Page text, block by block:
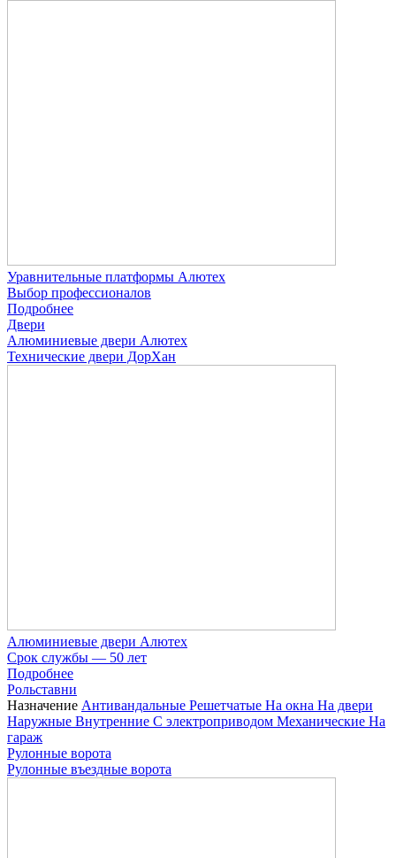
Уравнительные платформы Алютех
Выбор профессионалов
Подробнее
Двери
Алюминиевые двери Алютех
Технические двери ДорХан
Алюминиевые двери Алютех
Срок службы — 50 лет
Подробнее
Рольставни
Назначение Антивандальные Решетчатые На окна На двери
Наружные Внутренние С электроприводом Механические На
гараж
Рулонные ворота
Рулонные въездные ворота